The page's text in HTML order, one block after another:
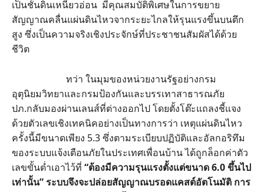
เป็นชั้นดินเหนียวอ่อน มีคุณสมบัติพิเศษในการขยาย
สัญญาณคลื่นแผ่นดินไหวจากระยะไกลให้รุนแรงขึ้นบนตึก
สูง ซึ่งเป็นความจริงเชิงประจักษ์ที่ประชาชนสัมผัสได้ด้วย
ชีวิต
ทว่า ในมุมของหน่วยงานรัฐอย่างกรม
อุตุนิยมวิทยาและกรมป้องกันและบรรเทาสาธารณภัย
ปภ.กลับมองผ่านเลนส์ที่ต่างออกไป โดยตั้งโต๊ะแถลงชี้แจง
ด้วยตัวเลขเชิงเทคนิคอย่างเป็นทางการว่า เหตุแผ่นดินไหว
ครั้งนี้มีขนาดเพียง 5.3 ซึ่งตามระเบียบปฏิบัติและอัลกอริทึม
ของระบบแจ้งเตือนภัยในประเทศเพื่อนบ้าน ได้ถูกล็อกค่าตัว
เลขขั้นต่ำเอาไว้ที่ “ต้องมีความรุนแรงตั้งแต่ขนาด 6.0 ขึ้นไป
เท่านั้น” ระบบจึงจะปล่อยสัญญาณบรอดแคสต์อัตโนมัติ การ